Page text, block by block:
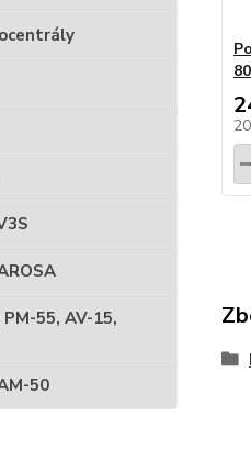
55, AV-15,
50